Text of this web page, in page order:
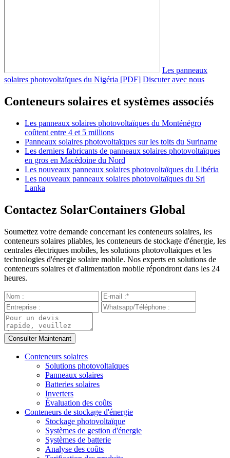
Les panneaux
solaires photovoltaïques du Nigéria [PDF] Discuter avec nous
Conteneurs solaires et systèmes associés
Les panneaux solaires photovoltaïques du Monténégro
coûtent entre 4 et 5 millions
Panneaux solaires photovoltaïques sur les toits du Suriname
Les derniers fabricants de panneaux solaires photovoltaïques
en gros en Macédoine du Nord
Les nouveaux panneaux solaires photovoltaïques du Libéria
Les nouveaux panneaux solaires photovoltaïques du Sri
Lanka
Contactez SolarContainers Global
Soumettez votre demande concernant les conteneurs solaires, les
conteneurs solaires pliables, les conteneurs de stockage d'énergie, les
centrales électriques mobiles, les solutions photovoltaïques et les
technologies d'énergie solaire mobile. Nos experts en solutions de
conteneurs solaires et d'alimentation mobile répondront dans les 24
heures.
Conteneurs solaires
Solutions photovoltaïques
Panneaux solaires
Batteries solaires
Inverters
Évaluation des coûts
Conteneurs de stockage d'énergie
Stockage photovoltaïque
Systèmes de gestion d'énergie
Systèmes de batterie
Analyse des coûts